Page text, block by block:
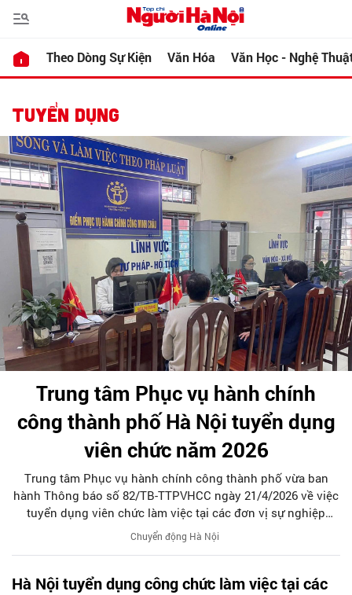
Theo Dòng Sự Kiện Văn Hóa Văn Học - Nghệ
TUYỂN DỤNG
Trung tâm Phục vụ hành chính
công thành phố Hà Nội tuyển dụng
viên chức năm 2026
Trung tâm Phục vụ hành chính công thành phố vừa ban
hành Thông báo số 82/TB-TTPVHCC ngày 21/4/2026 về việc
tuyển dụng viên chức làm việc tại các đơn vị sự nghiệp
công lập trực thuộc, nhằm bổ sung nguồn nhân lực chất
lượng cao, đáp ứng yêu cầu nâng cao chất lượng phục vụ
cách hành chính và chuyển đổi số.
Chuyển động Hà Nội
Hà Nội tuyển dụng công chức làm việc tại các